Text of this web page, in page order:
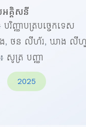
គ្គិសនី
បរិញ្ញាបត្របច្ចេកទេស
, ថន លីហ័រ, ឃាង លីហួ
សូត្រ បញ្ញា
2025